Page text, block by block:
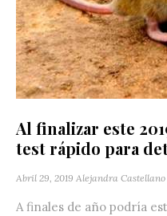
Al finalizar este
test rápido para
Abril 29, 2019 Alejandra Castellano
A finales de año podría